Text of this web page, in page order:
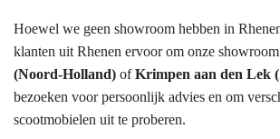
Hoewel we geen showroom hebben in
klanten uit Rhenen ervoor om onze
(Noord-Holland) ofKrimpen aan den Lek
bezoeken voor persoonlijk advies en om
scootmobielen uit te proberen.